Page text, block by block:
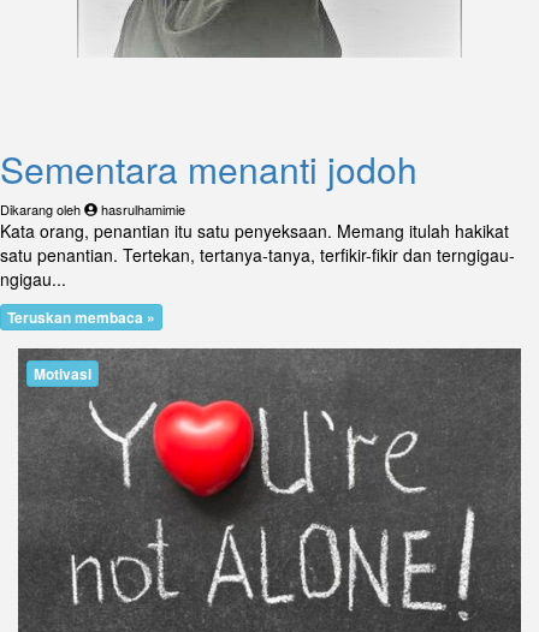
Sementara menanti jodoh
Dikarang oleh hasrulhamimie
Kata orang, penantian itu satu penyeksaan. Memang itulah hakikat
satu penantian. Tertekan, tertanya-tanya, terfikir-fikir dan terngigau-
ngigau...
Teruskan membaca »
Motivasi